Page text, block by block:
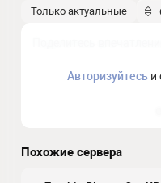
Только актуальные
Авторизуйтесьи
Похожие сервера